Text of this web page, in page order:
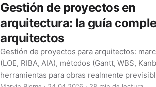
Gestión de proyectos en
arquitectura: la guía
arquitectos
Gestión de proyectos para arquitectos:
(LOE, RIBA, AIA), métodos (Gantt, WBS,
herramientas para obras realmente